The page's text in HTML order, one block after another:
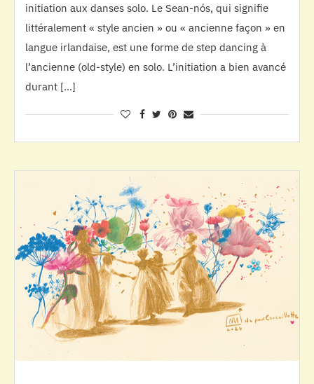
initiation aux danses solo. Le Sean-nós, qui signifie
littéralement « style ancien » ou « ancienne façon » en
langue irlandaise, est une forme de step dancing à
l’ancienne (old-style) en solo. L’initiation a bien avancé
durant […]